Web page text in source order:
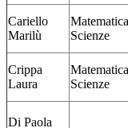
Cariello
Marilù
Scienze
Crippa
Laura
Scienze
Di Paola